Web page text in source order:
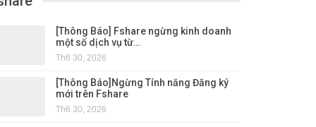
[Thông Báo] Fshare ngừng kinh doanh
một số dịch vụ từ…
Th6 30, 2026
[Thông Báo]Ngừng Tính năng Đăng ký
mới trên Fshare
Th6 30, 2026